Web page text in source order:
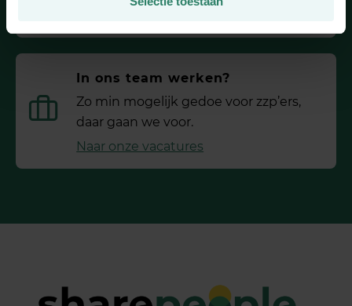
In ons team werken?
Zo min mogelijk gedoe voor ­zzp’ers,
daar gaan we voor.
Naar onze vacatures